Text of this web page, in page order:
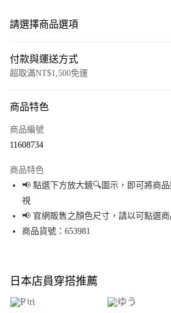
請選擇商品選項
付款與運送方式
超取滿NT$1,500免運
信用卡一次付款
Apple Pay
街口支付
悠遊付
全盈+PAY
大哥付你分期
商品特色
商品編號
11608734
商品特色
📢 點選下方放大鏡🔍圖示，即可將商
視
📢 官網販售之顏色尺寸，請以可點選
商品貨號：653981
日本店員穿搭推薦